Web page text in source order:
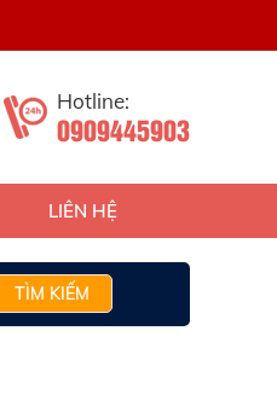
Hotline:
0909445903
LIÊN HỆ
TÌM KIẾM